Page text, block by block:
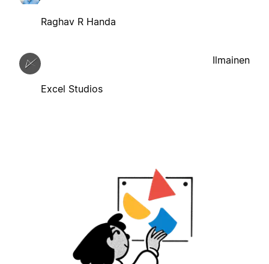
Raghav R Handa
Excel Studios
Ilmainen